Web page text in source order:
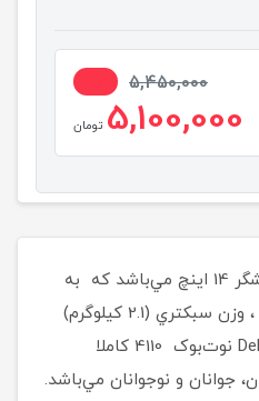
5,450,000
5,100,000 تومان
دل 4110 يک لپ‌تاپ با نمايشگر 14 اينچ مي‌باشد که به
نسبت لپ تاپ های مشابه ، وزن سبکتري (2.1 کيلوگرم)
نيز دارد. طبق ادعاي شرکت Dell نوت‌بوک 4110 کاملا
جوانان و نوجوانان مي‌باشد.